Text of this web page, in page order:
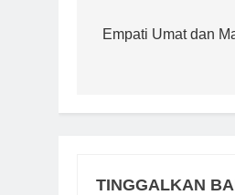
pos
Empati Umat dan
TINGGALKAN